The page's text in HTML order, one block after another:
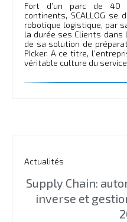
Fort d’un parc de 40
continents, SCALLOG se
robotique logistique, par
la durée ses Clients dans
de sa solution de
PIcker. A ce titre,
véritable culture du
Actualités
Supply Chain:
inverse et